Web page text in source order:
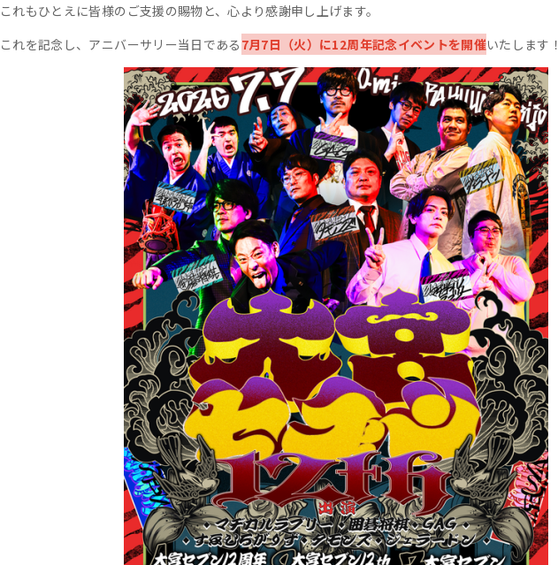
これもひとえに皆様のご支援の賜物と、心より感謝申し上げます。
これを記念し、アニバーサリー当日である 7月7日（火）に12周年記念イベントを開催いたします！